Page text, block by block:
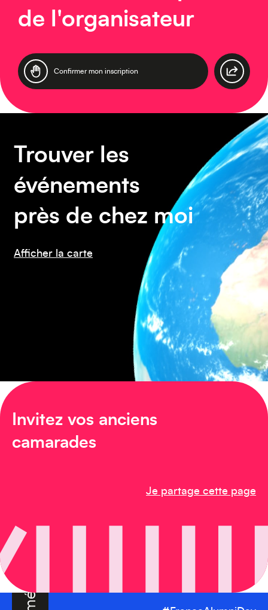
de l'organisateur
Confirmer mon inscription
Trouver les
événements
près de chez moi
Afficher la carte
Invitez vos anciens
camarades
Je partage cette page
Amérique du Nord
Amérique du Sud
Asie
Caraïbes
Europe